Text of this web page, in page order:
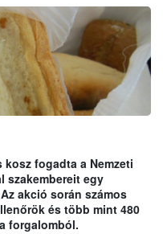
fogadta a Nemzeti
szakembereit egy
akció során számos
és több mint 480
forgalomból.